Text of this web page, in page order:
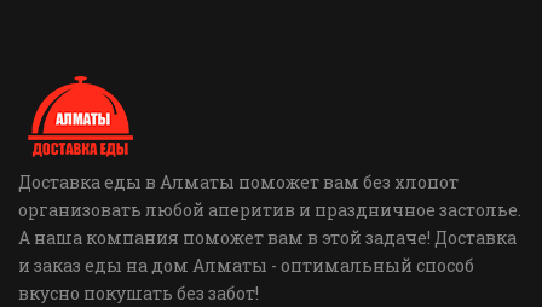
Доставка еды в Алматы поможет вам без хлопот
организовать любой аперитив и праздничное застолье.
А наша компания поможет вам в этой задаче! Доставка
и заказ еды на дом Алматы - оптимальный способ
вкусно покушать без забот!